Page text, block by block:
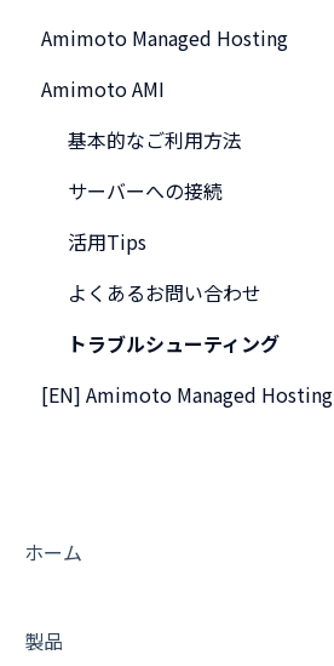
Amimoto Managed Hosting
基本事項
スタートアップガイド
他社サーバから移行したい
管理画面のご利用方法
サーバー接続
ご契約・お支払い
よくあるお問い合わせ
ベンダー別 DNS 設定ガイド
Amimoto AMI
基本的なご利用方法
サーバーへの接続
活用Tips
よくあるお問い合わせ
トラブルシューティング
[EN] Amimoto Managed Hosting
ホーム
製品